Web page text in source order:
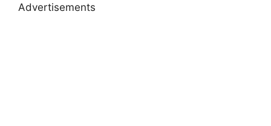
Advertisements